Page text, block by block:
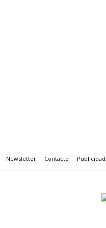
Newsletter Contacto Publicidad